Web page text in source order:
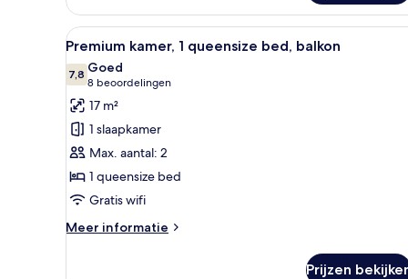
1
queensize
bed
Alle
foto's
voor
Premium
kamer,
queensize
bed,
balkon
laden
Hotelkamer met een groot
6
Premium kamer, 1 queensize bed, balkon
7,87,8 van 10
Goed
8 beoordelingen
(8
beoordelingen)
17 m²
1 slaapkamer
Max. aantal: 2
1 queensize bed
Gratis wifi
Meer informatie
Meer
Prijzen